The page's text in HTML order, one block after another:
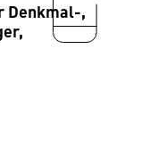
Denkmal-,